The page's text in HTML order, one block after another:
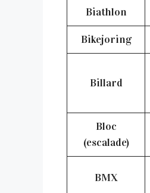
Biathlon
Bikejoring
Billard
Bloc
(escalade)
BMX